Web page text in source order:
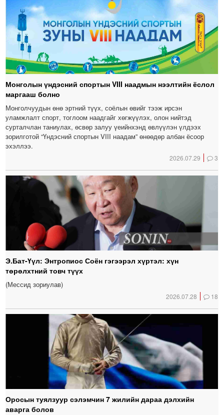
Монголын үндэсний спортын VIII наадмын нээлтийн ёслол
маргааш болно
Монголчуудын өнө эртний түүх, соёлын өвийг тээж ирсэн
уламжлалт спорт, тоглоом наадгайг хөгжүүлэх, олон нийтэд
сурталчлан таниулах, өсвөр залуу үеийнхэнд өвлүүлэн үлдээх
зорилготой “Үндэсний спортын VIII наадам” өнөөдөр албан ёсоор
эхэллээ.
2026.07.29 3
Э.Бат-Үүл: Энтропиос Соён гэгээрэл хүртэл: хүн
төрөлхтний товч түүх
(Мессид зориулав)
2026.07.28 18
Оросын туялзуур сэлэмчин 7 жилийн дараа дэлхийн
аварга болов